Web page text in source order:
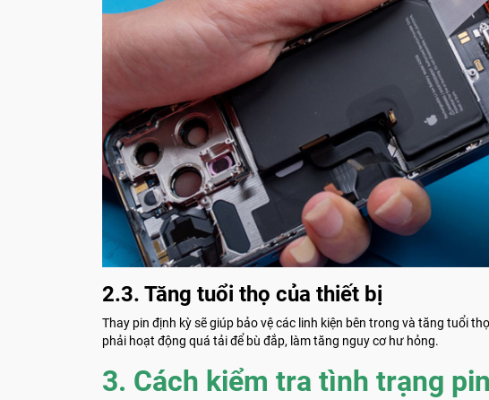
2.3. Tăng tuổi thọ của thiết bị
Thay pin định kỳ sẽ giúp bảo vệ các linh kiện bên trong và tăng tuổi
phải hoạt động quá tải để bù đắp, làm tăng nguy cơ hư hỏng.
3. Cách kiểm tra tình trạng